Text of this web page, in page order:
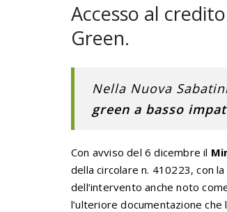
Accesso al
Green.
Nella Nuova
green a basso
Con avviso del 6 dicembre il
della circolare n. 410223, con
dell’intervento anche noto
l’ulteriore documentazione